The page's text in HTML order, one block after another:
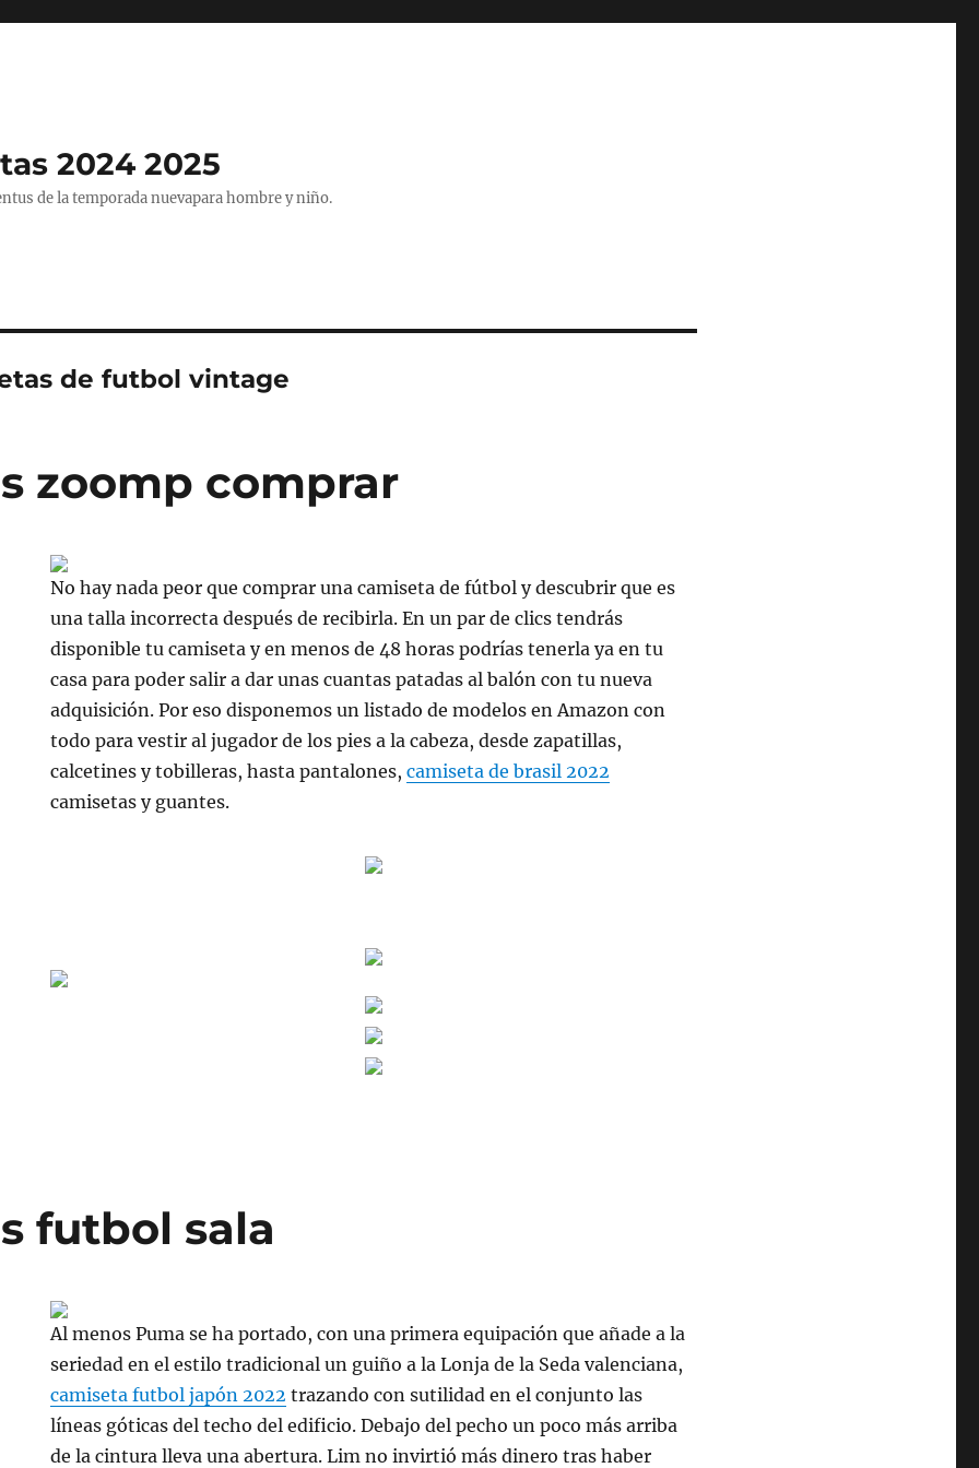
2024 2025
de la temporada nuevapara hombre y niño.
de futbol vintage
zoomp comprar
No hay nada peor que comprar una camiseta de fútbol y descubrir que es
una talla incorrecta después de recibirla. En un par de clics tendrás
disponible tu camiseta y en menos de 48 horas podrías tenerla ya en tu
casa para poder salir a dar unas cuantas patadas al balón con tu nueva
adquisición. Por eso disponemos un listado de modelos en Amazon con
todo para vestir al jugador de los pies a la cabeza, desde zapatillas,
calcetines y tobilleras, hasta pantalones,camiseta de brasil 2022
camisetas y guantes.
futbol sala
Al menos Puma se ha portado, con una primera equipación que añade a la
seriedad en el estilo tradicional un guiño a la Lonja de la Seda valenciana,
camiseta futbol japón 2022 trazando con sutilidad en el conjunto las
líneas góticas del techo del edificio. Debajo del pecho un poco más arriba
de la cintura lleva una abertura. Lim no invirtió más dinero tras haber